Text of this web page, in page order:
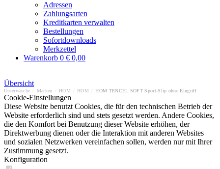
Adressen
Zahlungsarten
Kreditkarten verwalten
Bestellungen
Sofortdownloads
Merkzettel
Warenkorb 0 € 0,00
Übersicht
Unterwäsche Marken HOM HOM HOM TENCEL SOFT Sport-Slip ohne Eingriff
Cookie-Einstellungen
Diese Website benutzt Cookies, die für den technischen Betrieb der
Website erforderlich sind und stets gesetzt werden. Andere Cookies,
die den Komfort bei Benutzung dieser Website erhöhen, der
Direktwerbung dienen oder die Interaktion mit anderen Websites
und sozialen Netzwerken vereinfachen sollen, werden nur mit Ihrer
Zustimmung gesetzt.
Konfiguration